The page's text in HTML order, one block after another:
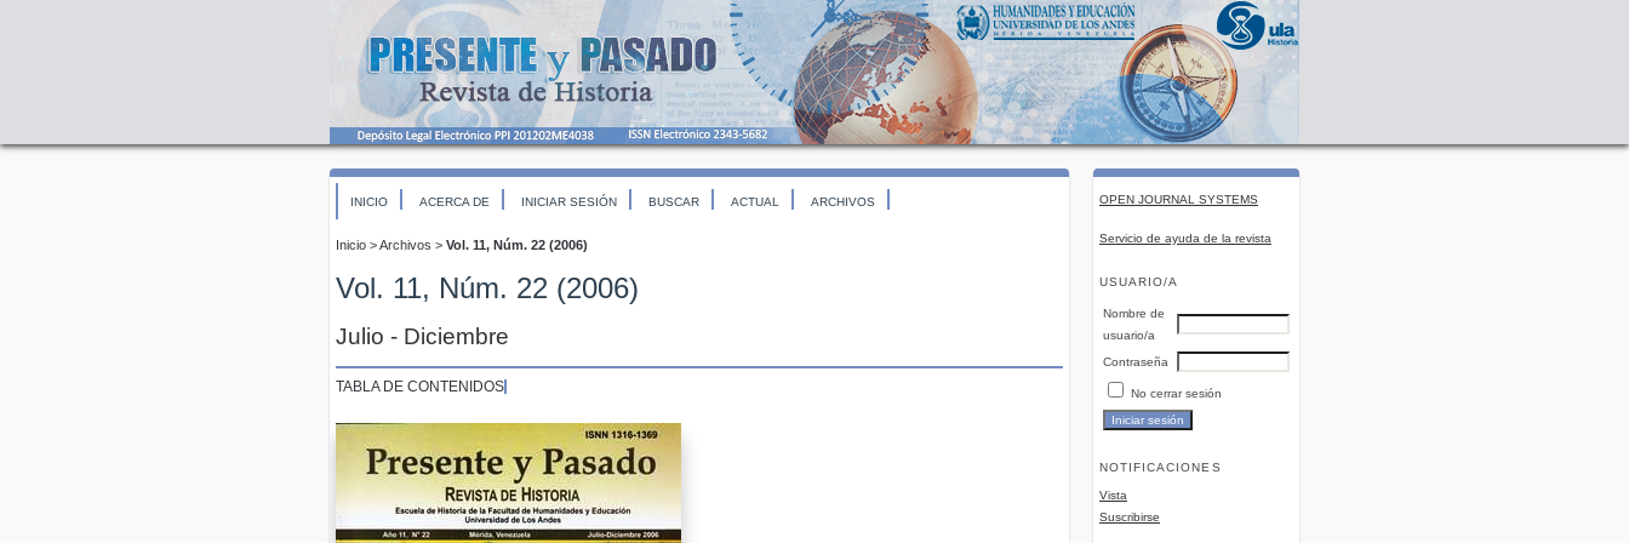
OPEN JOURNAL SYSTEMS
Servicio de ayuda de la revista
USUARIO/A
Nombre de
usuario/a
Contraseña
No cerrar sesión
NOTIFICACIONES
Vista
Suscribirse
INICIO ACERCA DE INICIAR SESIÓN BUSCAR ACTUAL ARCHIVOS
Inicio >Archivos > Vol. 11, Núm. 22 (2006)
Vol. 11, Núm. 22 (2006)
Julio - Diciembre
TABLA DE CONTENIDOS